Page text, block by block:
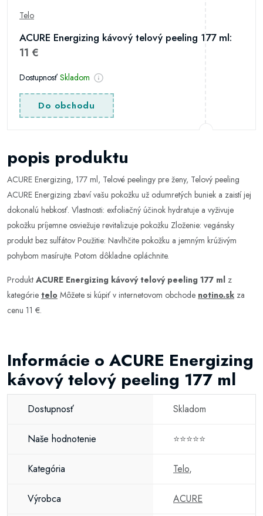
Telo
ACURE Energizing kávový telový peeling 177 ml:
11 €
Dostupnosť Skladom
Do obchodu
popis produktu
ACURE Energizing, 177 ml, Telové peelingy pre ženy, Telový peeling
ACURE Energizing zbaví vašu pokožku už odumretých buniek a zaistí jej
dokonalú hebkosť. Vlastnosti: exfoliačný účinok hydratuje a vyživuje
pokožku príjemne osviežuje revitalizuje pokožku Zloženie: vegánsky
produkt bez sulfátov Použitie: Navlhčite pokožku a jemným krúživým
pohybom masírujte. Potom dôkladne opláchnite.
Produkt ACURE Energizing kávový telový peeling 177 ml z
kategórie telo Môžete si kúpiť v internetovom obchode notino.sk za
cenu 11 €.
Informácie o ACURE Energizing
kávový telový peeling 177 ml
Dostupnosť Skladom
Naše hodnotenie ⭐⭐⭐⭐⭐
Kategória Telo,
Výrobca ACURE